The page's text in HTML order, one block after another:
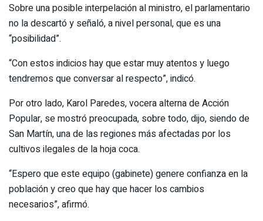
Sobre una posible interpelación al ministro, el parlamentario
no la descartó y señaló, a nivel personal, que es una
“posibilidad”.
“Con estos indicios hay que estar muy atentos y luego
tendremos que conversar al respecto”, indicó.
Por otro lado, Karol Paredes, vocera alterna de Acción
Popular, se mostró preocupada, sobre todo, dijo, siendo de
San Martín, una de las regiones más afectadas por los
cultivos ilegales de la hoja coca.
“Espero que este equipo (gabinete) genere confianza en la
población y creo que hay que hacer los cambios
necesarios”, afirmó.